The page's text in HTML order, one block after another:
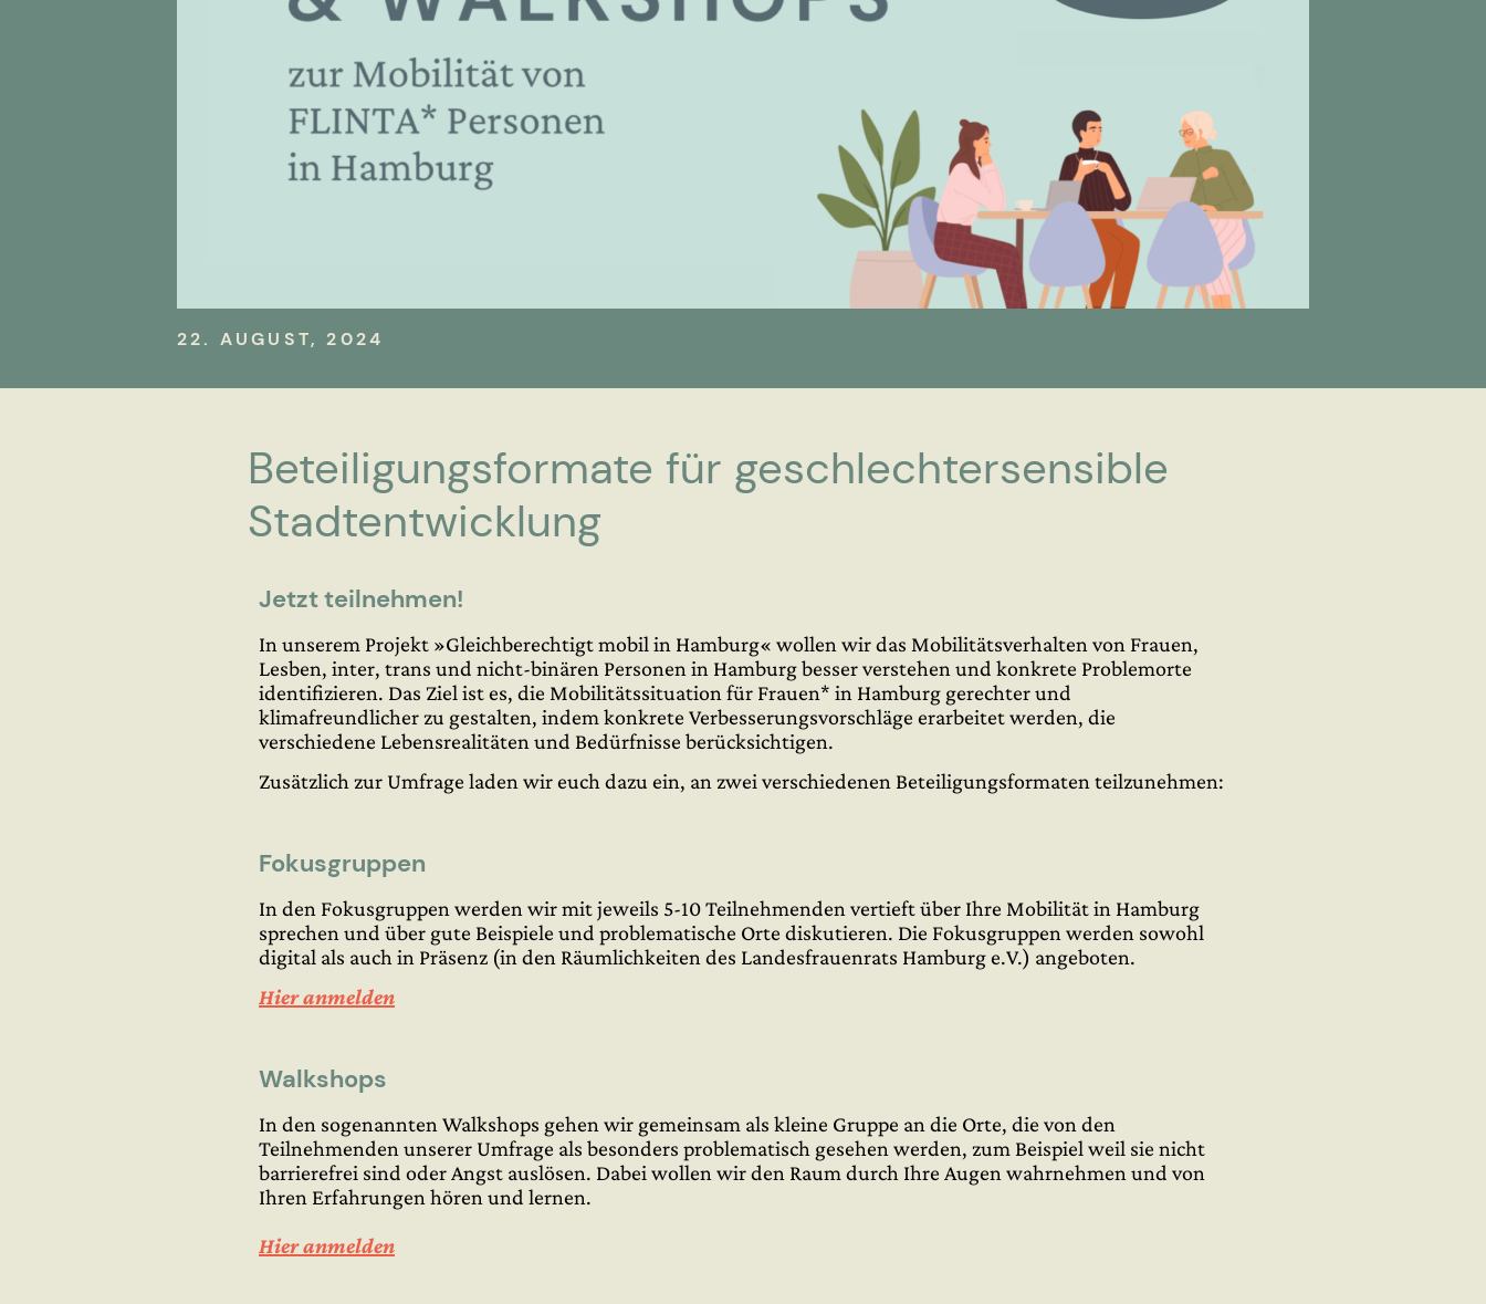
22. AUGUST, 2024
Beteiligungsformate für geschlechtersensible
Stadtentwicklung
Jetzt teilnehmen!
In unserem Projekt »Gleichberechtigt mobil in Hamburg« wollen wir das Mobilitätsverhalten von Frauen,
Lesben, inter, trans und nicht-binären Personen in Hamburg besser verstehen und konkrete Problemorte
identifizieren. Das Ziel ist es, die Mobilitätssituation für Frauen* in Hamburg gerechter und
klimafreundlicher zu gestalten, indem konkrete Verbesserungsvorschläge erarbeitet werden, die
verschiedene Lebensrealitäten und Bedürfnisse berücksichtigen.
Zusätzlich zur Umfrage laden wir euch dazu ein, an zwei verschiedenen Beteiligungsformaten teilzunehmen:
Fokusgruppen
In den Fokusgruppen werden wir mit jeweils 5-10 Teilnehmenden vertieft über Ihre Mobilität in Hamburg
sprechen und über gute Beispiele und problematische Orte diskutieren. Die Fokusgruppen werden sowohl
digital als auch in Präsenz (in den Räumlichkeiten des Landesfrauenrats Hamburg e.V.) angeboten.
Hier anmelden
Walkshops
In den sogenannten Walkshops gehen wir gemeinsam als kleine Gruppe an die Orte, die von den
Teilnehmenden unserer Umfrage als besonders problematisch gesehen werden, zum Beispiel weil sie nicht
barrierefrei sind oder Angst auslösen. Dabei wollen wir den Raum durch Ihre Augen wahrnehmen und von
Ihren Erfahrungen hören und lernen.
Hier anmelden